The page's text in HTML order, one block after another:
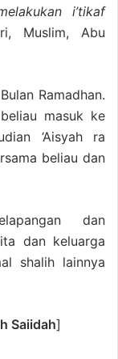
i’tikaf
Muslim, Abu
Ramadhan.
masuk ke
‘Aisyah ra
beliau dan
dan
dan keluarga
shalih lainnya
Saiidah]